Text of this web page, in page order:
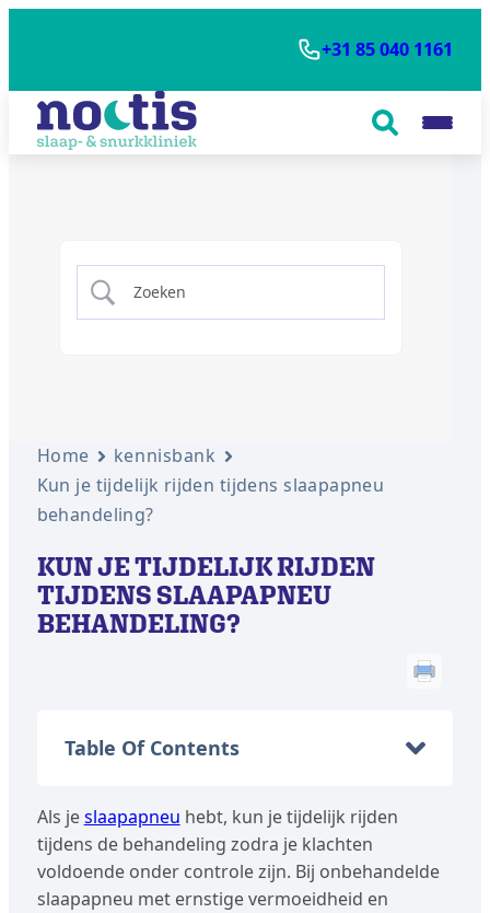
+31 85 040 1161
Home
kennisbank
Kun je tijdelijk rijden tijdens slaapapneu
behandeling?
KUN JE TIJDELIJK RIJDEN
TIJDENS SLAAPAPNEU
BEHANDELING?
Table Of Contents
Als jeslaapapneu hebt, kun je tijdelijk rijden
tijdens de behandeling zodra je klachten
voldoende onder controle zijn. Bij onbehandelde
slaapapneu met ernstige vermoeidheid en